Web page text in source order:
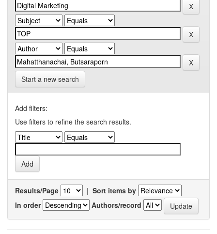
Start a new search
Add filters:
Use filters to refine the search results.
Results/Page | Sort items by
In order
Authors/record